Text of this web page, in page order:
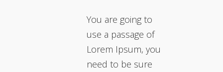
You are going to
use a passage of
Lorem Ipsum, you
need to be sure